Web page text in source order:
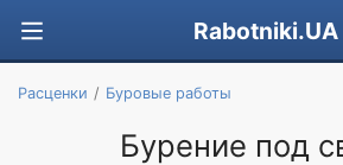
Rabotniki.UA
Расценки Буровые работы
Бурение под